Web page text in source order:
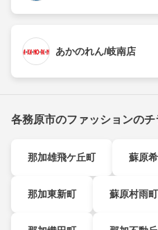
あかのれん/岐南店
各務原市のファッションのチ
那加雄飛ケ丘町 蘇原
那加東新町 蘇原村雨町